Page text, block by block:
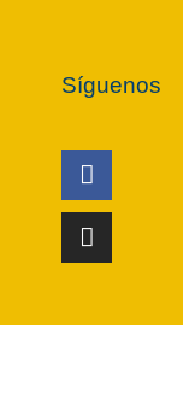
Síguenos